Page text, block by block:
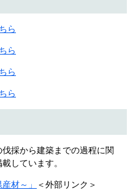
ら
ら
ら
ら
採から建築までの過程に関
しています。
材～」 ＜外部リンク＞